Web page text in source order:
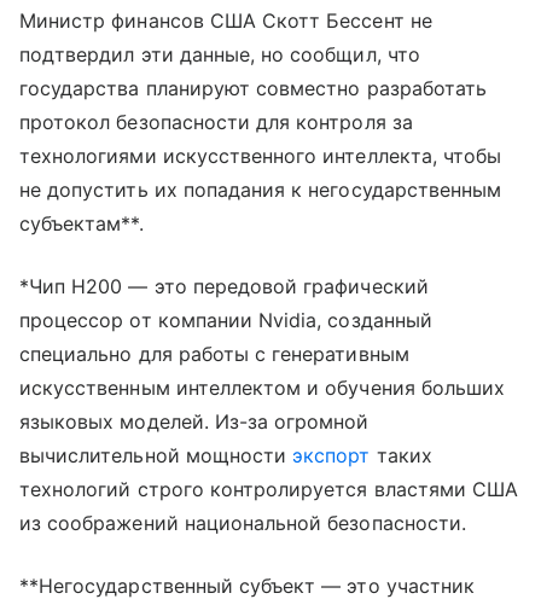
Министр финансов США Скотт Бессент не
подтвердил эти данные, но сообщил, что
государства планируют совместно разработать
протокол безопасности для контроля за
технологиями искусственного интеллекта, чтобы
не допустить их попадания к негосударственным
субъектам**.
*Чип H200 — это передовой графический
процессор от компании Nvidia, созданный
специально для работы с генеративным
искусственным интеллектом и обучения больших
языковых моделей. Из-за огромной
вычислительной мощности экспорт таких
технологий строго контролируется властями США
из соображений национальной безопасности.
**Негосударственный субъект — это участник